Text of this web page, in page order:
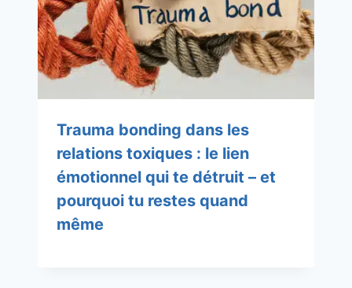
Trauma bonding dans les
relations toxiques : le lien
émotionnel qui te détruit – et
pourquoi tu restes quand
même